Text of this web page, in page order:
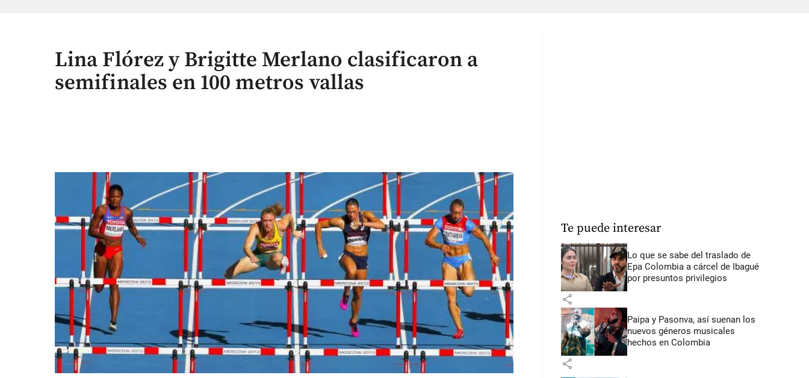
Lina Flórez y Brigitte Merlano clasificaron a
semifinales en 100 metros vallas
Te puede interesar
Lo que se sabe del traslado de
Epa Colombia a cárcel de Ibagué
por presuntos privilegios
share
Paipa y Pasonva, así suenan los
nuevos géneros musicales
hechos en Colombia
share